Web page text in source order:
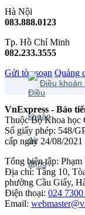
Hà Nội
083.888.0123
Tp. Hồ Chí Minh
082.233.3555
Gửi tòa soạn Quảng
Điều khoản
VnExpress - Báo
Thuộc Bộ Khoa học
Số giấy phép: 548/
cấp ngày 24/08/2021
Tổng biên tập:
Địa chỉ: Tầng 10,
phường Cầu Giấy,
Điện thoại: 024
Email: